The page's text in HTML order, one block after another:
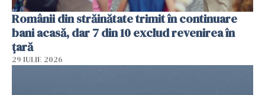
Românii din străinătate trimit în continuare
bani acasă, dar 7 din 10 exclud revenirea în
țară
29 IULIE 2026